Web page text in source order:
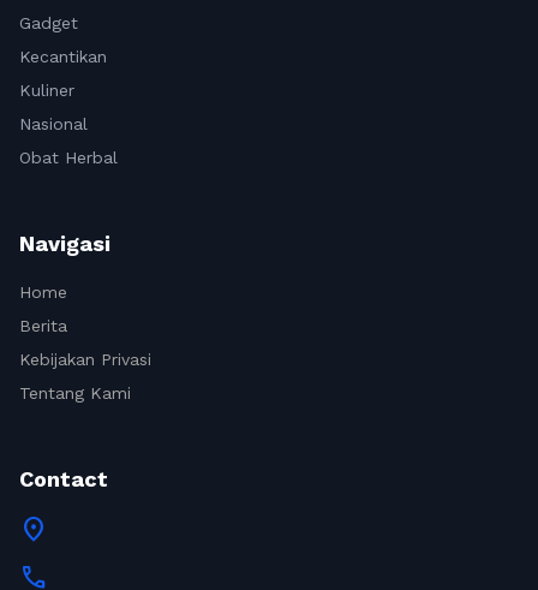
Gadget
Kecantikan
Kuliner
Nasional
Obat Herbal
Navigasi
Home
Berita
Kebijakan Privasi
Tentang Kami
Contact
location_on
call